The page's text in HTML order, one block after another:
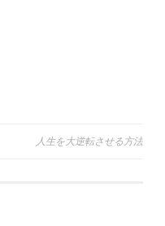
人生を大逆転させる方法